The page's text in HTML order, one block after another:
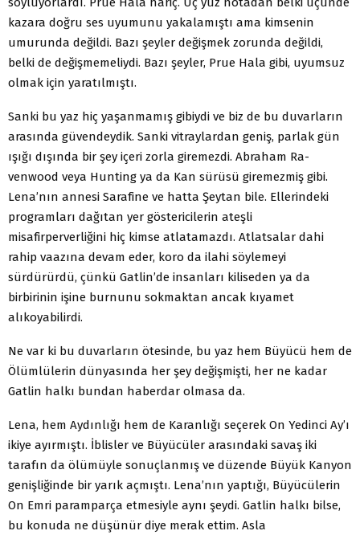
kazara doğru ses uyumunu yakalamıştı ama kimsenin
umurunda değildi. Bazı şeyler değişmek zorunda değildi,
belki de değişmemeliydi. Bazı şeyler, Prue Hala gibi, uyumsuz
olmak için yaratılmıştı.
Sanki bu yaz hiç yaşanmamış gibiydi ve biz de bu duvarların
arasında güvendeydik. Sanki vitraylardan geniş, parlak gün
ışığı dışında bir şey içeri zorla giremezdi. Abraham Ra-
venwood veya Hunting ya da Kan sürüsü giremezmiş gibi.
Lena’nın annesi Sarafine ve hatta Şeytan bile. Ellerindeki
programları dağıtan yer göstericilerin ateşli
misafirperverliğini hiç kimse atlatamazdı. Atlatsalar dahi
rahip vaazına devam eder, koro da ilahi söylemeyi
sürdürürdü, çünkü Gatlin’de insanları kiliseden ya da
birbirinin işine burnunu sokmaktan ancak kıyamet
alıkoyabilirdi.
Ne var ki bu duvarların ötesinde, bu yaz hem Büyücü hem de
Ölümlülerin dünyasında her şey değişmişti, her ne kadar
Gatlin halkı bundan haberdar olmasa da.
Lena, hem Aydınlığı hem de Karanlığı seçerek On Yedinci Ay’ı
ikiye ayırmıştı. İblisler ve Büyücüler arasındaki savaş iki
tarafın da ölümüyle sonuçlanmış ve düzende Büyük Kanyon
genişliğinde bir yarık açmıştı. Lena’nın yaptığı, Büyücülerin
On Emri paramparça etmesiyle aynı şeydi. Gatlin halkı bilse,
bu konuda ne düşünür diye merak ettim. Asla